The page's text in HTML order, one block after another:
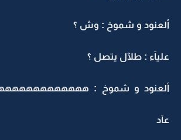
ألعنود و شموخ : وش ؟
عليآء : طلآل يتصل ؟
ألعنود و شموخ :
عآد